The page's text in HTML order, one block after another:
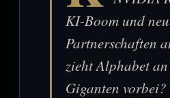
KI-Boom und
Partnerschaften
zieht Alphabet
Giganten vorbei?